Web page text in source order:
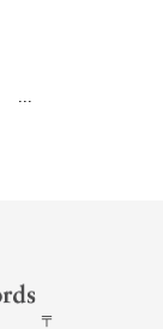
...
〒